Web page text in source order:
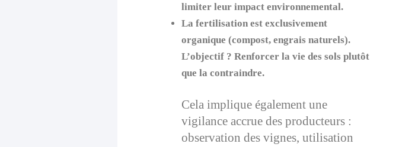
limiter leur impact environnemental.
La fertilisation est exclusivement
organique (compost, engrais naturels).
L’objectif ? Renforcer la vie des sols plutôt
que la contraindre.
Cela implique également une
vigilance accrue des producteurs :
observation des vignes, utilisation